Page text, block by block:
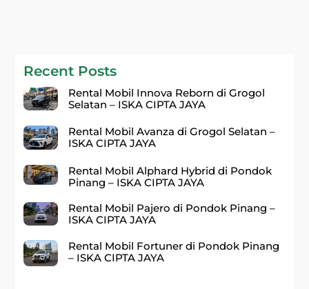
Recent Posts
Rental Mobil Innova Reborn di Grogol
Selatan – ISKA CIPTA JAYA
Rental Mobil Avanza di Grogol Selatan –
ISKA CIPTA JAYA
Rental Mobil Alphard Hybrid di Pondok
Pinang – ISKA CIPTA JAYA
Rental Mobil Pajero di Pondok Pinang –
ISKA CIPTA JAYA
Rental Mobil Fortuner di Pondok Pinang
– ISKA CIPTA JAYA